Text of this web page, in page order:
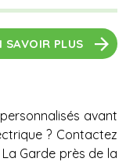
SAVOIR PLUS
avant
? Contactez
Garde près de la